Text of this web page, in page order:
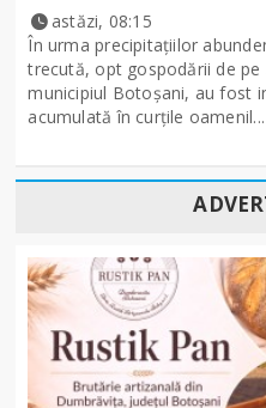
astăzi, 08:15
În urma precipitațiilor
trecută, opt gospodării de
municipiul Botoșani, au fost
acumulată în curțile oamenil...